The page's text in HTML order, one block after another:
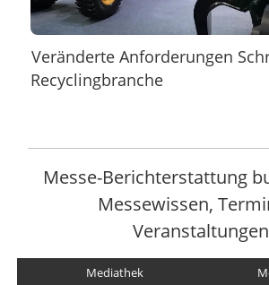
Veränderte Anforderungen
Recyclingbranche
Messe-Berichterstattung
Messewissen,
Veranstaltungen
Mediathek